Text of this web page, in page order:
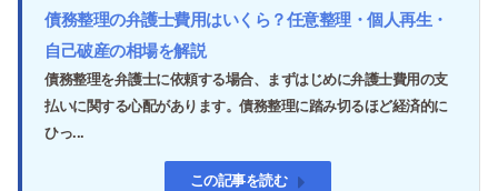
債務整理の弁護士費用はいくら？任意整理・個人再生・
自己破産の相場を解説
債務整理を弁護士に依頼する場合、まずはじめに弁護士費用の支
払いに関する心配があります。債務整理に踏み切るほど経済的に
ひっ...
この記事を読む